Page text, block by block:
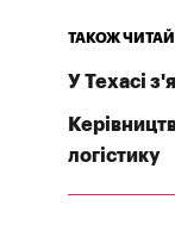
ТАКОЖ
У Техасі
логістику